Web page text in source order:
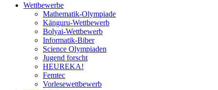
Wettbewerbe
Mathematik-Olympiade
Känguru-Wettbewerb
Bolyai-Wettbewerb
Informatik-Biber
Science Olympiaden
Jugend forscht
HEUREKA!
Femtec
Vorlesewettbewerb